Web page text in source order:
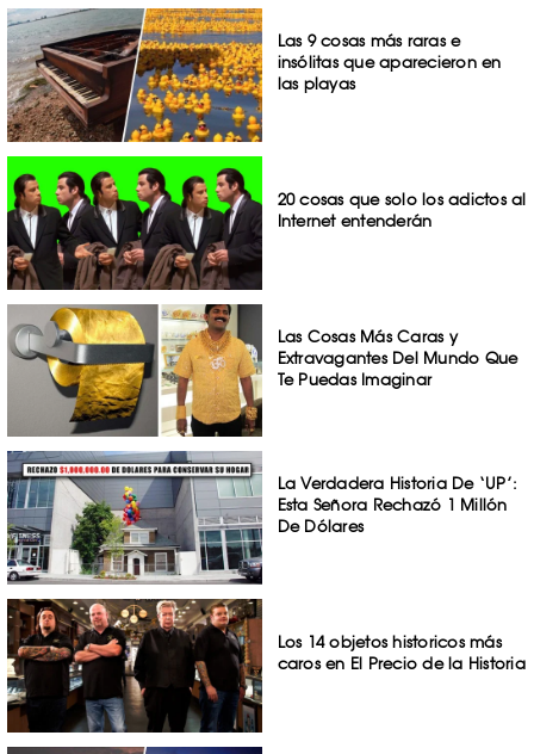
Las 9 cosas más raras e
insólitas que aparecieron en
las playas
20 cosas que solo los adictos al
Internet entenderán
Las Cosas Más Caras y
Extravagantes Del Mundo Que
Te Puedas Imaginar
La Verdadera Historia De ‘UP’:
Esta Señora Rechazó 1 Millón
De Dólares
Los 14 objetos historicos más
caros en El Precio de la Historia